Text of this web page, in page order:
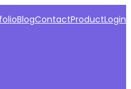
BlogContactProductLogin